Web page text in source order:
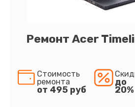
Ремонт Acer
Стоимость
ремонта
от 495 руб
до
20%